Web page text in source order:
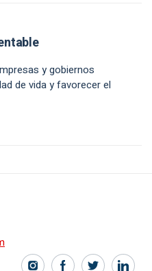
y gobiernos
de vida y favorecer el